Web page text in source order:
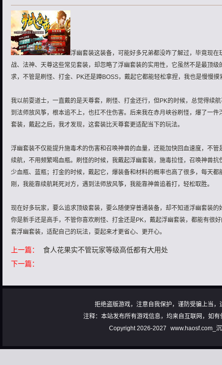
浮幽套装这装备，可能好多兄弟都没咋了解过，毕竟现
战、法神、天尊这些常见套装，却忽略了浮幽套装的实用性，它虽然不是最顶
求，不管是刷怪、打金、PK还是蹲BOSS，戴起它都能轻松拿捏，我也是慢慢摸
我以前耍道士，一直戴的是天尊套，刷怪、打金还行，但PK的时候，总觉得续
到法师放风筝，根本追不上，也扛不住伤害。后来我在赤月峡谷刷怪，爆了一
套装，戴起之后，我才发现，这套装比天尊套更适配当下的玩法。
浮幽套装不仅能提升施毒术的伤害和召唤神兽的血量，还能加快回血速度，不
续航，不用频繁喝血瓶。刷怪的时候，我戴起浮幽套装，施毒拉怪，召唤神兽
少血瓶、蓝瓶；打金的时候，戴起它，爆装备和材料的概率也高了很多，每天
刚，我能靠续航耗死对方，遇到法师放风筝，我能靠神兽追着打，轻松取胜。
现在好多玩家，要么追求顶级套装，要么随便穿普通装备，却不知道浮幽套装
你是新手还是高手，不管你喜欢刷怪、打金还是PK，戴起浮幽套装，都能有很
套浮幽套装，适配自己的玩法，耍起来才更省心、更开心。
上一篇：
食人花果实不管玩家等级高低都有大用处
下一篇：
拒绝盗版游戏，注意自我保护，谨防受骗上当
注释：本站发布所有游戏信息，均来自互联网，如
Copyright 2026-2027
www.haosf.com_